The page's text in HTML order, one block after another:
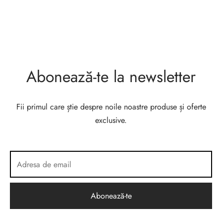
Abonează-te la newsletter
Fii primul care știe despre noile noastre produse și oferte
exclusive.